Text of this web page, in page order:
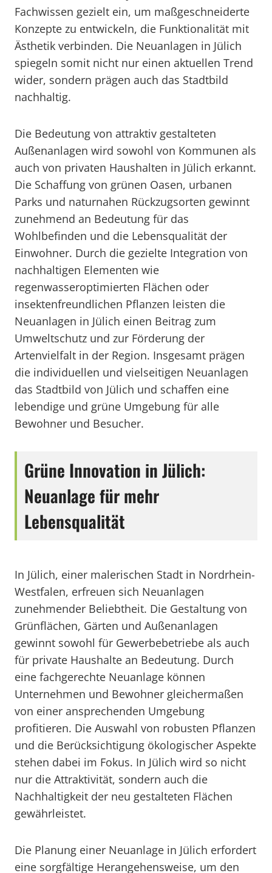
Fachwissen gezielt ein, um maßgeschneiderte
Konzepte zu entwickeln, die Funktionalität mit
Ästhetik verbinden. Die Neuanlagen in Jülich
spiegeln somit nicht nur einen aktuellen Trend
wider, sondern prägen auch das Stadtbild
nachhaltig.
Die Bedeutung von attraktiv gestalteten
Außenanlagen wird sowohl von Kommunen als
auch von privaten Haushalten in Jülich erkannt.
Die Schaffung von grünen Oasen, urbanen
Parks und naturnahen Rückzugsorten gewinnt
zunehmend an Bedeutung für das
Wohlbefinden und die Lebensqualität der
Einwohner. Durch die gezielte Integration von
nachhaltigen Elementen wie
regenwasseroptimierten Flächen oder
insektenfreundlichen Pflanzen leisten die
Neuanlagen in Jülich einen Beitrag zum
Umweltschutz und zur Förderung der
Artenvielfalt in der Region. Insgesamt prägen
die individuellen und vielseitigen Neuanlagen
das Stadtbild von Jülich und schaffen eine
lebendige und grüne Umgebung für alle
Bewohner und Besucher.
Grüne Innovation in Jülich:
Neuanlage für mehr
Lebensqualität
In Jülich, einer malerischen Stadt in Nordrhein-
Westfalen, erfreuen sich Neuanlagen
zunehmender Beliebtheit. Die Gestaltung von
Grünflächen, Gärten und Außenanlagen
gewinnt sowohl für Gewerbebetriebe als auch
für private Haushalte an Bedeutung. Durch
eine fachgerechte Neuanlage können
Unternehmen und Bewohner gleichermaßen
von einer ansprechenden Umgebung
profitieren. Die Auswahl von robusten Pflanzen
und die Berücksichtigung ökologischer Aspekte
stehen dabei im Fokus. In Jülich wird so nicht
nur die Attraktivität, sondern auch die
Nachhaltigkeit der neu gestalteten Flächen
gewährleistet.
Die Planung einer Neuanlage in Jülich erfordert
eine sorgfältige Herangehensweise, um den